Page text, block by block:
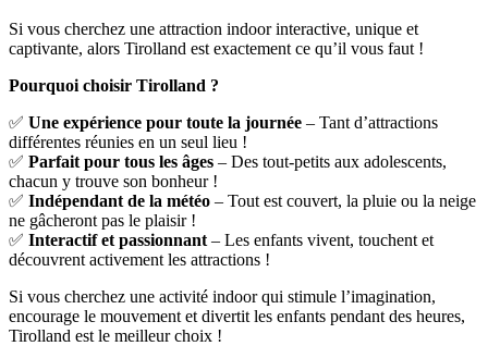
Si vous cherchez une attraction indoor interactive, unique et
captivante, alors Tirolland est exactement ce qu’il vous faut !
Pourquoi choisir Tirolland ?
✅ Une expérience pour toute la journée – Tant d’attractions
différentes réunies en un seul lieu !
✅ Parfait pour tous les âges – Des tout-petits aux adolescents,
chacun y trouve son bonheur !
✅ Indépendant de la météo – Tout est couvert, la pluie ou la neige
ne gâcheront pas le plaisir !
✅ Interactif et passionnant – Les enfants vivent, touchent et
découvrent activement les attractions !
Si vous cherchez une activité indoor qui stimule l’imagination,
encourage le mouvement et divertit les enfants pendant des heures,
Tirolland est le meilleur choix !